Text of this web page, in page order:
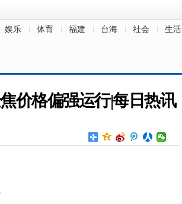
娱乐 体育 福建 台海 社会 生活
价格偏强运行|每日热讯